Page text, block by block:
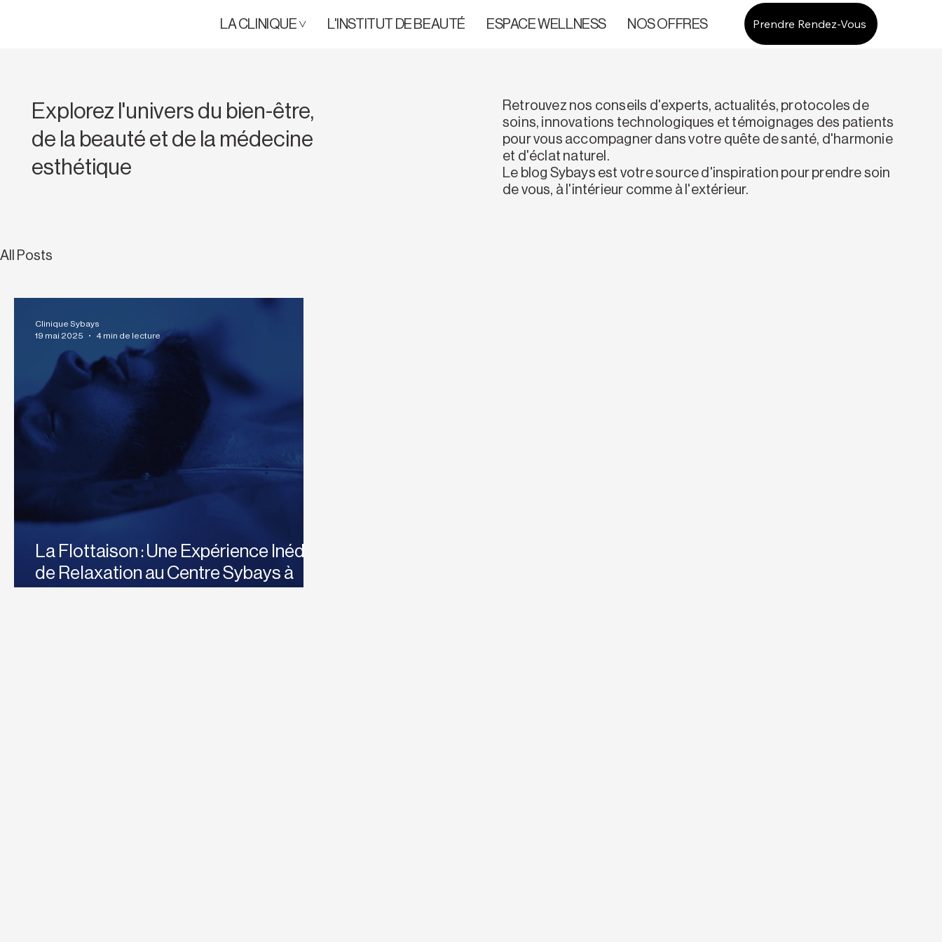
LA CLINIQUE ˅ L'INSTITUT DE BEAUTÉ ESPACE WELLNESS NOS OFFRES À PROPOS
Prendre Rendez-Vous
Retrouvez nos conseils d'experts, actualités, protocoles de
soins, innovations technologiques et témoignages des patients
pour vous accompagner dans votre quête de santé, d'harmonie
et d'éclat naturel.
Le blog Sybays est votre source d'inspiration pour prendre soin
de vous, à l'intérieur comme à l'extérieur.
Explorez l'univers du bien-être,
de la beauté et de la médecine
esthétique
All Posts
La Flottaison : Une Expérience Inédite
de Relaxation au Centre Sybays à
Clinique Sybays
19 mai 2025
4 min de lecture